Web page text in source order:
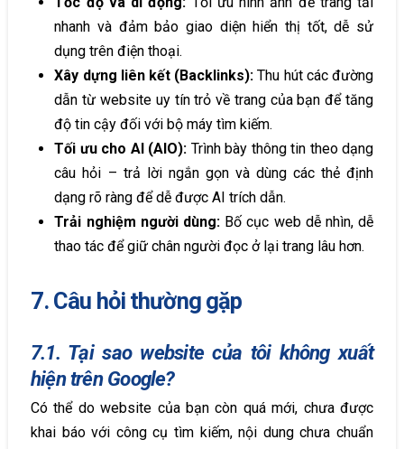
nhanh và đảm bảo giao diện hiển thị tốt, dễ sử
dụng trên điện thoại.
Xây dựng liên kết (Backlinks): Thu hút các đường
dẫn từ website uy tín trỏ về trang của bạn để tăng
độ tin cậy đối với bộ máy tìm kiếm.
Tối ưu cho AI (AIO): Trình bày thông tin theo dạng
câu hỏi – trả lời ngắn gọn và dùng các thẻ định
dạng rõ ràng để dễ được AI trích dẫn.
Trải nghiệm người dùng:Bố cục web dễ nhìn, dễ
thao tác để giữ chân người đọc ở lại trang lâu hơn.
7. Câu hỏi thường gặp
7.1. Tại sao website của tôi không xuất
hiện trên Google?
Có thể do website của bạn còn quá mới, chưa được
khai báo với công cụ tìm kiếm, nội dung chưa chuẩn